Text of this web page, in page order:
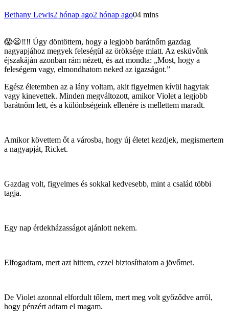
Bethany Lewis2 hónap ago2 hónap ago04 mins
😱😦‼️‼️ Úgy döntöttem, hogy a legjobb barátnőm gazdag
nagyapjához megyek feleségül az öröksége miatt. Az esküvőnk
éjszakáján azonban rám nézett, és azt mondta: „Most, hogy a
feleségem vagy, elmondhatom neked az igazságot.”
Egész életemben az a lány voltam, akit figyelmen kívül hagytak
vagy kinevettek. Minden megváltozott, amikor Violet a legjobb
barátnőm lett, és a különbségeink ellenére is mellettem maradt.
Amikor követtem őt a városba, hogy új életet kezdjek, megismertem
a nagyapját, Ricket.
Gazdag volt, figyelmes és sokkal kedvesebb, mint a család többi
tagja.
Egy nap érdekházasságot ajánlott nekem.
Elfogadtam, mert azt hittem, ezzel biztosíthatom a jövőmet.
De Violet azonnal elfordult tőlem, mert meg volt győződve arról,
hogy pénzért adtam el magam.